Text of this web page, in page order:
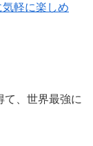
軽に楽しめ
て、世界最強に